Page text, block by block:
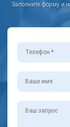
Заполните форму и